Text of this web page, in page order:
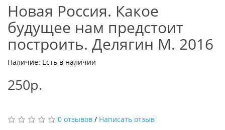
Новая Россия. Какое
будущее нам предстоит
построить. Делягин М. 2016
Наличие: Есть в наличии
250р.
0 отзывов / Написать отзыв